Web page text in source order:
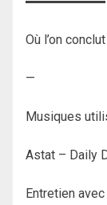
Où l’on
—
Musiques
Astat – Daily
Entretien